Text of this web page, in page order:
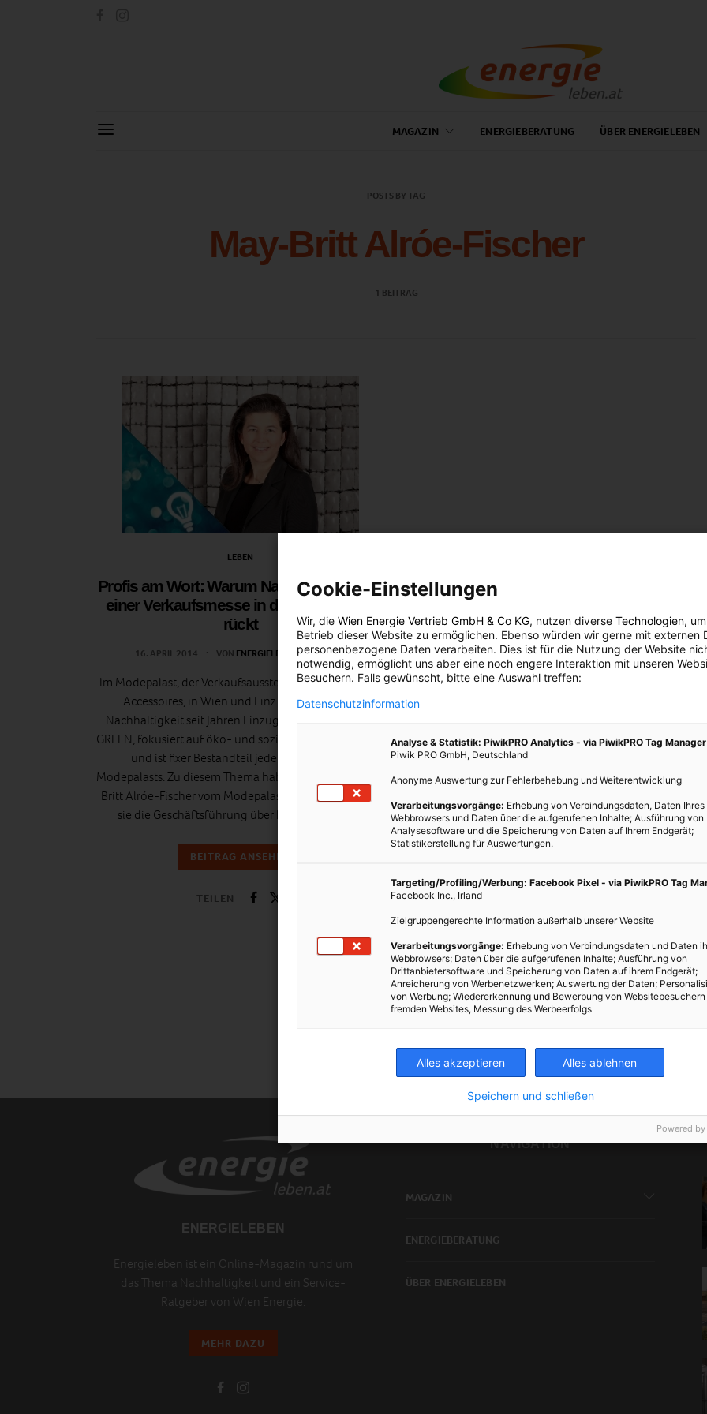
MAGAZIN ENERGIEBERATUNG ÜBER ENERGIELEBEN
POSTS BY TAG
May-Britt Alróe-Fischer
1 BEITRAG
LEBEN
Profis am Wort: Warum Nachhaltigkeit auf
einer Verkaufsmesse in den Mittelpunkt
rückt
16. APRIL 2014 VON ENERGIELEBEN REDAKTION
Im Modepalast, der Verkaufsausstellung für Mode und
Accessoires, in Wien und Linz hält das Thema
Nachhaltigkeit seit Jahren Einzug. Es nennt sich hier
GREEN, fokusiert auf öko- und sozialfaire Kollektionen,
und ist fixer Bestandteil jeder Ausgabe des
Modepalasts. Zu diesem Thema haben wir uns mit May-
Britt Alróe-Fischer vom Modepalast Team, in welchem
sie die Geschäftsführung über hat, unterhalten.
BEITRAG ANSEHEN
TEILEN
ENERGIELEBEN
Energieleben ist ein Online-Magazin rund um
das Thema Nachhaltigkeit und ein Service-
Ratgeber von Wien Energie.
MEHR DAZU
NAVIGATION
MAGAZIN
ENERGIEBERATUNG
ÜBER ENERGIELEBEN
Cookie-Einstellungen
Wir, die Wien Energie Vertrieb GmbH & Co KG, nutzen diverse Technologien,
Betrieb dieser Website zu ermöglichen. Ebenso würden wir gerne mit externen
personenbezogene Daten verarbeiten. Dies ist für die Nutzung der Website
notwendig, ermöglicht uns aber eine noch engere Interaktion mit unseren
Besuchern. Falls gewünscht, bitte eine Auswahl treffen:
Datenschutzinformation
Analyse & Statistik: PiwikPRO Analytics - via PiwikPRO Tag Manager
Piwik PRO GmbH, Deutschland
Anonyme Auswertung zur Fehlerbehebung und Weiterentwicklung
Verarbeitungsvorgänge: Erhebung von Verbindungsdaten, Daten Ihres
Webbrowsers und Daten über die aufgerufenen Inhalte; Ausführung von
Analysesoftware und die Speicherung von Daten auf Ihrem Endgerät;
Statistikerstellung für Auswertungen.
Targeting/Profiling/Werbung: Facebook Pixel - via PiwikPRO Tag
Facebook Inc., Irland
Zielgruppengerechte Information außerhalb unserer Website
Verarbeitungsvorgänge: Erhebung von Verbindungsdaten und Daten
Webbrowsers; Daten über die aufgerufenen Inhalte; Ausführung von
Drittanbietersoftware und Speicherung von Daten auf ihrem Endgerät;
Anreicherung von Werbenetzwerken; Auswertung der Daten;
von Werbung; Wiedererkennung und Bewerbung von
fremden Websites, Messung des Werbeerfolgs
Alles akzeptieren Alles ablehnen
Speichern und schließen
Powered by